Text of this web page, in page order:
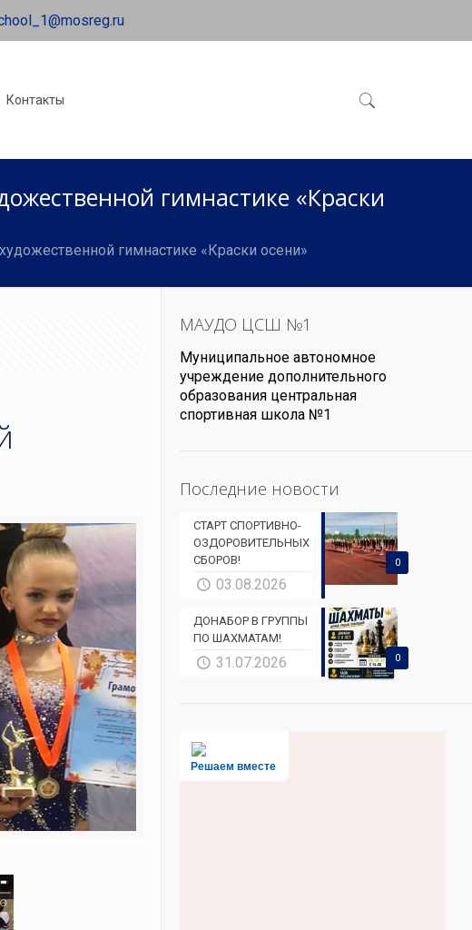
Контакты
гимнастике «Краски
гимнастике «Краски осени»
МАУДО ЦСШ №1
Муниципальное автономное
учреждение дополнительного
образования центральная
спортивная школа №1
Последние новости
0
СТАРТ СПОРТИВНО-
ОЗДОРОВИТЕЛЬНЫХ
СБОРОВ!
03.08.2026
0
ДОНАБОР В ГРУППЫ
ПО ШАХМАТАМ!
31.07.2026
Решаем вместе